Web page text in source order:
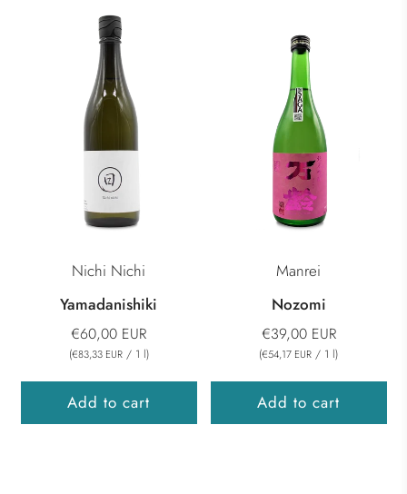
Nichi Nichi
Yamadanishiki
€60,00 EUR
(€83,33 EUR / 1 l)
Add to cart
Manrei
Nozomi
€39,00 EUR
(€54,17 EUR / 1 l)
Add to cart